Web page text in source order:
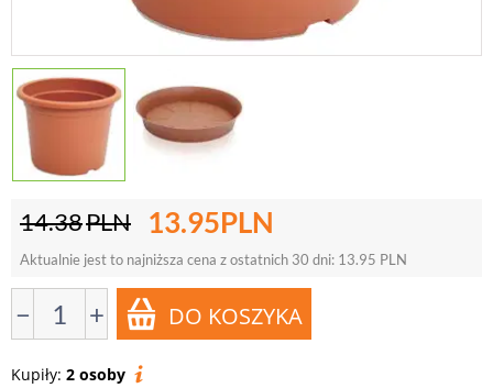
14.38PLN 13.95PLN
Aktualnie jest to najniższa cena z ostatnich 30 dni: 13.95 PLN
− +
Kupiły: 2 osoby